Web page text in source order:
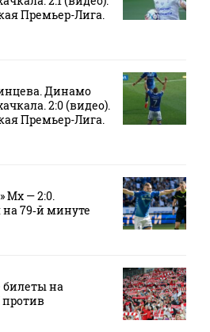
Премьер-Лига.
Динамо
2:0 (видео).
Премьер-Лига.
Мх — 2:0.
79‑й минуте
билеты на